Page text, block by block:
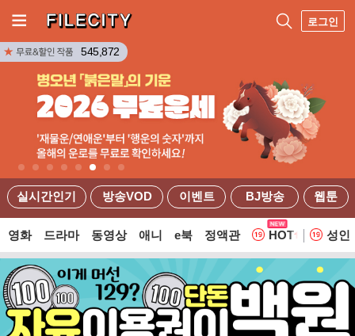
로그인
실시간인기 방송VOD 이벤트 BJ방송 웹툰
545,872
영화 드라마 동영상 애니 e북 정액관 HOT 웹
성인